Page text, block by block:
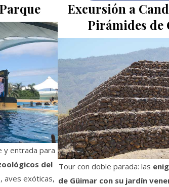
y entrada para
del
aves exóticas,
Excursión a
Pirámides de
Tour con doble parada: las
de Güimar con su jardín